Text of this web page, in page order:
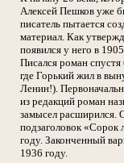
Алексей Пешков уже
писатель пытается
материал. Как
появился у него в
Писался роман
где Горький жил в
Ленин!).
из редакций роман
замысел
подзаголовок «Сорок
году. Законченный
1936 году.